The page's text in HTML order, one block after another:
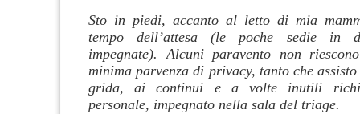
Sto in piedi, accanto al letto di mia
tempo dell’attesa (le poche sedie in
impegnate). Alcuni paravento non
minima parvenza di privacy, tanto che
grida, ai continui e a volte inutili
personale, impegnato nella sala del triage.